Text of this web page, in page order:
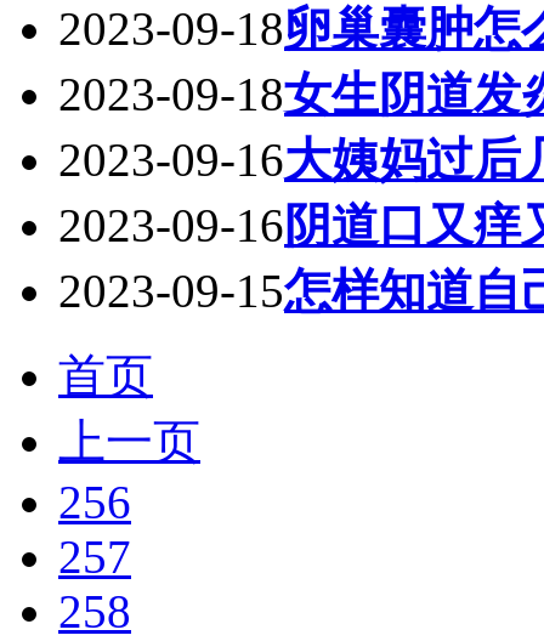
2023-09-18卵巢囊肿怎
2023-09-18女生阴道发
2023-09-16大姨妈过后
2023-09-16阴道口又痒
2023-09-15怎样知道自
首页
上一页
256
257
258